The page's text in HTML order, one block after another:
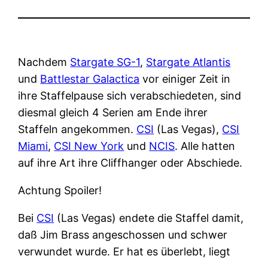
Nachdem Stargate SG-1, Stargate Atlantis
und Battlestar Galactica vor einiger Zeit in
ihre Staffelpause sich verabschiedeten, sind
diesmal gleich 4 Serien am Ende ihrer
Staffeln angekommen. CSI (Las Vegas), CSI
Miami, CSI New York und NCIS. Alle hatten
auf ihre Art ihre Cliffhanger oder Abschiede.
Achtung Spoiler!
Bei CSI (Las Vegas) endete die Staffel damit,
daß Jim Brass angeschossen und schwer
verwundet wurde. Er hat es überlebt, liegt